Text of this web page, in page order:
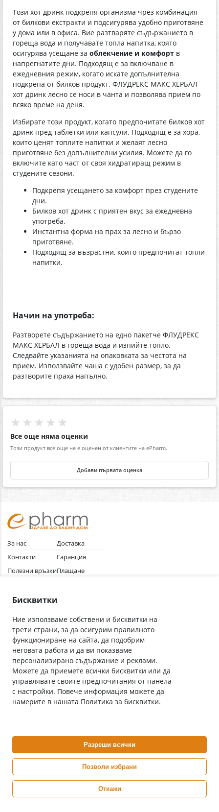
Този хот дринк подкрепя организма чрез комбинация
от билкови екстракти и подсигурява удобно приготвяне
у дома или в офиса. Вие разтваряте съдържанието в
гореща вода и получавате топла напитка, която
осигурява усещане за облекчение и комфорт в
напрегнатите дни. Подходящ е за включване в
ежедневния режим, когато искате допълнителна
подкрепа от билков продукт. ФЛУДРЕКС МАКС ХЕРБАЛ
хот дринк лесно се носи в чанта и позволява прием по
всяко време на деня.
Избирате този продукт, когато предпочитате билков хот
дринк пред таблетки или капсули. Подходящ е за хора,
които ценят топлите напитки и желаят лесно
приготвяне без допълнителни усилия. Можете да го
включите като част от своя хидратиращ режим в
студените сезони.
Подкрепя усещането за комфорт през студените
дни.
Билков хот дринк с приятен вкус за ежедневна
употреба.
Инстантна форма на прах за лесно и бързо
приготвяне.
Подходящ за възрастни, които предпочитат топли
напитки.
Начин на употреба:
Разтворете съдържанието на едно пакетче ФЛУДРЕКС
МАКС ХЕРБАЛ в гореща вода и изпийте топло.
Следвайте указанията на опаковката за честота на
прием. Използвайте чаша с удобен размер, за да
разтворите праха напълно.
★★★★★
Все още няма оценки
Този продукт все още не е оценен от клиентите на ePharm.
Добави първата оценка
За нас
Контакти
Полезни връзки
Общи условия
Доставка
Гаранция
Плащане
Абонирай се за нашия бюлетин
С абонамента се съгласявам сПолитиката за лични данни.
Онлайн аптека, част от аптеки „Ванчева“
ePharm е лицензирана онлайн аптека от
Изпълнителна Агенция по Лекарствата
0882 444 666
Бисквитки
Ние използваме собствени и бисквитки на
трети страни, за да осигурим правилното
функциониране на сайта, да подобрим
неговата работа и да ви показваме
персонализирано съдържание и реклами.
Можете да приемете всички бисквитки или да
управлявате своите предпочитания от панела
с настройки. Повече информация можете да
намерите в нашата Политика за бисквитки.
Разреши всички
Позволи избрани
Откажи